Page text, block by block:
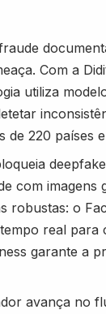
Com a
utiliza
de 220 países
com imagens
robustas: o
real para
garante a
avança no